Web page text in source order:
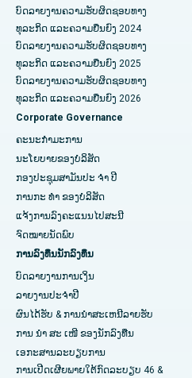
ໂຮງໝໍທີ່ດີທີ່ສຸດໃນ Seshadripuram,
ໂຮງໝໍທີ່ດີທີ່ສຸດໃນ Waltair Main
ໂຮງຫມໍທີ່ດີທີ່ສຸດໃນ Subhash Nagar
ໂຮງຫມໍທີ່ດີທີ່ສຸດໃນ Managari,
ໂຮງໝໍທີ່ດີທີ່ສຸດໃນ Arepally,
ໂຮງໝໍທີ່ດີທີ່ສຸດໃນ Arera Colony,
ໂຮງຫມໍທີ່ດີທີ່ສຸດໃນ Jayanagar,
ໂຮງໝໍທີ່ດີທີ່ສຸດໃນ KK Nagar,
ໂຮງຫມໍທີ່ດີທີ່ສຸດໃນ Sector-19,
ໂຮງໝໍທີ່ດີທີ່ສຸດໃນ Swargate, Pune
ໂຮງໝໍມະເຮັງແມ່ຍິງທີ່ດີທີ່ສຸດໃນພາກ
ບົດລາຍງານຄວາມຮັບຜິດຊອບທາງ
ທຸລະກິດ ແລະຄວາມຍືນຍົງ 2024
ບົດລາຍງານຄວາມຮັບຜິດຊອບທາງ
ທຸລະກິດ ແລະຄວາມຍືນຍົງ 2025
ບົດລາຍງານຄວາມຮັບຜິດຊອບທາງ
ທຸລະກິດ ແລະຄວາມຍືນຍົງ 2026
Corporate Governance
ຄະນະກໍາມະການ
ນະໂຍບາຍຂອງບໍລິສັດ
ກອງປະຊຸມສາມັນປະ ຈຳ ປີ
ການກະ ທຳ ຂອງບໍລິສັດ
ແຈ້ງການລົງຄະແນນໄປສະນີ
ຈົດໝາຍນັດພົບ
ການລົງທຶນນັກລົງທຶນ
ບົດລາຍງານການເງິນ
ລາຍງານປະຈໍາປີ
ຜົນໄດ້ຮັບ & ການນໍາສະເຫນີລາຍຮັບ
ການ ນຳ ສະ ເໜີ ຂອງນັກລົງທືນ
ເອກະສານລະບຽບການ
ການເປີດເຜີຍພາຍໃຕ້ກົດລະບຽບ 46 &